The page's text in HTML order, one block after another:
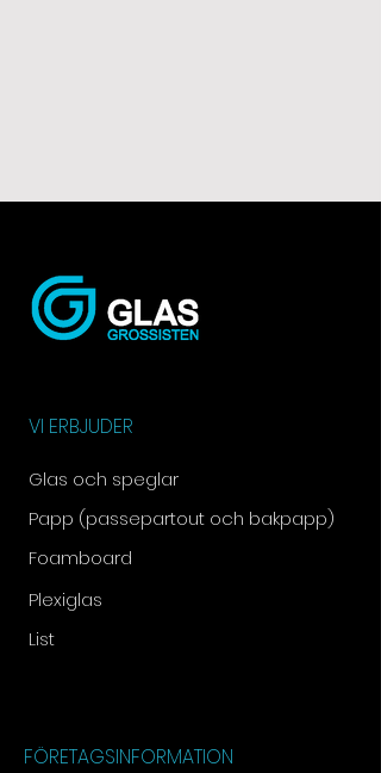
VI ERBJUDER
Glas och speglar
Papp (passepartout och bakpapp)
Foamboard
Plexiglas
List
FÖRETAGSINFORMATION